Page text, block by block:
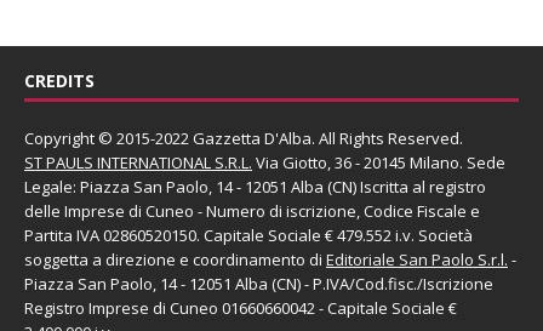
CREDITS
Copyright © 2015-2022 Gazzetta D'Alba. All Rights Reserved.
ST PAULS INTERNATIONAL S.R.L. Via Giotto, 36 - 20145 Milano. Sede
Legale: Piazza San Paolo, 14 - 12051 Alba (CN) Iscritta al registro
delle Imprese di Cuneo - Numero di iscrizione, Codice Fiscale e
Partita IVA 02860520150. Capitale Sociale € 479.552 i.v. Società
soggetta a direzione e coordinamento di Editoriale San Paolo S.r.l. -
Piazza San Paolo, 14 - 12051 Alba (CN) - P.IVA/Cod.fisc./Iscrizione
Registro Imprese di Cuneo 01660660042 - Capitale Sociale €